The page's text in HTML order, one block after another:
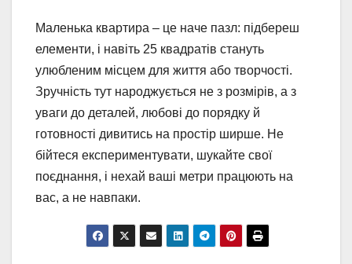
Маленька квартира – це наче пазл: підбереш
елементи, і навіть 25 квадратів стануть
улюбленим місцем для життя або творчості.
Зручність тут народжується не з розмірів, а з
уваги до деталей, любові до порядку й
готовності дивитись на простір ширше. Не
бійтеся експериментувати, шукайте свої
поєднання, і нехай ваші метри працюють на
вас, а не навпаки.